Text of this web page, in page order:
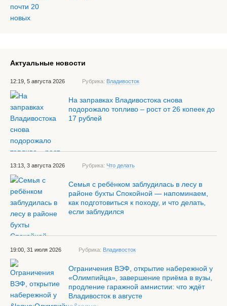
Актуальные новости
12:19, 5 августа 2026 Рубрика: Владивосток
На заправках Владивостока снова
подорожало топливо – рост от 26 копеек до
17 рублей
13:13, 3 августа 2026 Рубрика: Что делать
Семья с ребёнком заблудилась в лесу в
районе бухты Спокойной — напоминаем,
как подготовиться к походу, и что делать,
если заблудился
19:00, 31 июля 2026 Рубрика: Владивосток
Ограничения ВЭФ, открытие набережной у
«Олимпийца», завершение приёма в вузы,
продление гаражной амнистии: что ждёт
Владивосток в августе